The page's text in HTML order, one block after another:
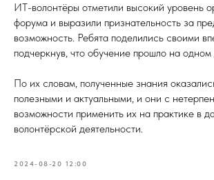
ИТ-волонтёры отметили высокий уровень
форума и выразили признательность за
возможность. Ребята поделились своими
подчеркнув, что обучение прошло на
По их словам, полученные знания
полезными и актуальными, и они с
возможности применить их на практике в
волонтёрской деятельности.
2024-08-20 12:00